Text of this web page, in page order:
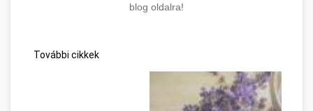
blog oldalra!
További cikkek